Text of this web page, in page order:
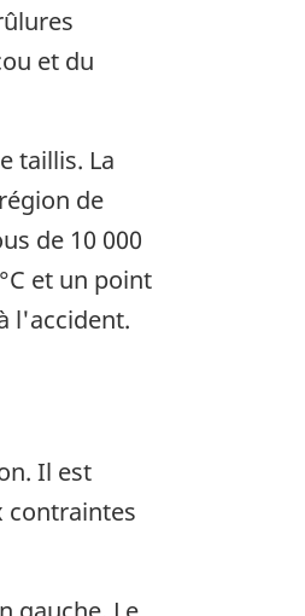
et du
taillis. La
de
de 10 000
et un point
l'accident.
Il est
contraintes